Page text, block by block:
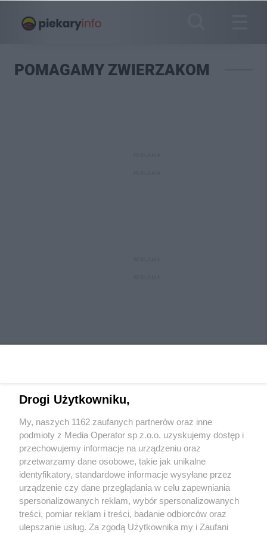
POMAGAMY ZWIERZAKOM
Wydawca mediówlokalnych
Nie zapomnij
zapoznać się z:
polityką prywatności regulamin korzystania z portali
Twojemiasto Skontaktuj się z nami
Drogi Użytkowniku,
My, naszych 1162 zaufanych partnerów oraz inne
podmioty z Media Operator sp z.o.o. uzyskujemy dostęp i
przechowujemy informacje na urządzeniu oraz
przetwarzamy dane osobowe, takie jak unikalne
identyfikatory, standardowe informacje wysyłane przez
urządzenie czy dane przeglądania w celu zapewniania
spersonalizowanych reklam, wybór spersonalizowanych
treści, pomiar reklam i treści, badanie odbiorców oraz
ulepszanie usług. Za zgodą Użytkownika my i Zaufani